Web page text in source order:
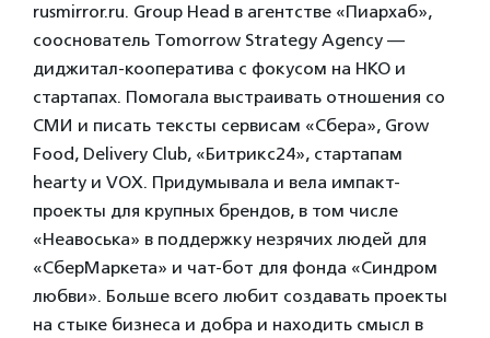
rusmirror.ru. Group Head в агентстве «Пиархаб»,
сооснователь Tomorrow Strategy Agency —
диджитал-кооператива с фокусом на НКО и
стартапах. Помогала выстраивать отношения со
СМИ и писать тексты сервисам «Сбера», Grow
Food, Delivery Club, «Битрикс24», стартапам
hearty и VOX. Придумывала и вела импакт-
проекты для крупных брендов, в том числе
«Неавоська» в поддержку незрячих людей для
«СберМаркета» и чат-бот для фонда «Синдром
любви». Больше всего любит создавать проекты
на стыке бизнеса и добра и находить смысл в